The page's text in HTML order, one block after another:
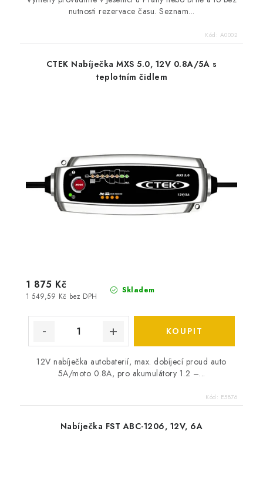
nutnosti rezervace času. Seznam...
Kód: A0002
CTEK Nabíječka MXS 5.0, 12V 0.8A/5A s
teplotním čidlem
Skladem
1 549,59 Kč bez DPH
1 875 Kč
12V nabíječka autobaterií, max. dobíjecí proud auto
5A/moto 0.8A, pro akumulátory 1.2 –...
Kód: E5876
Nabíječka FST ABC-1206, 12V, 6A